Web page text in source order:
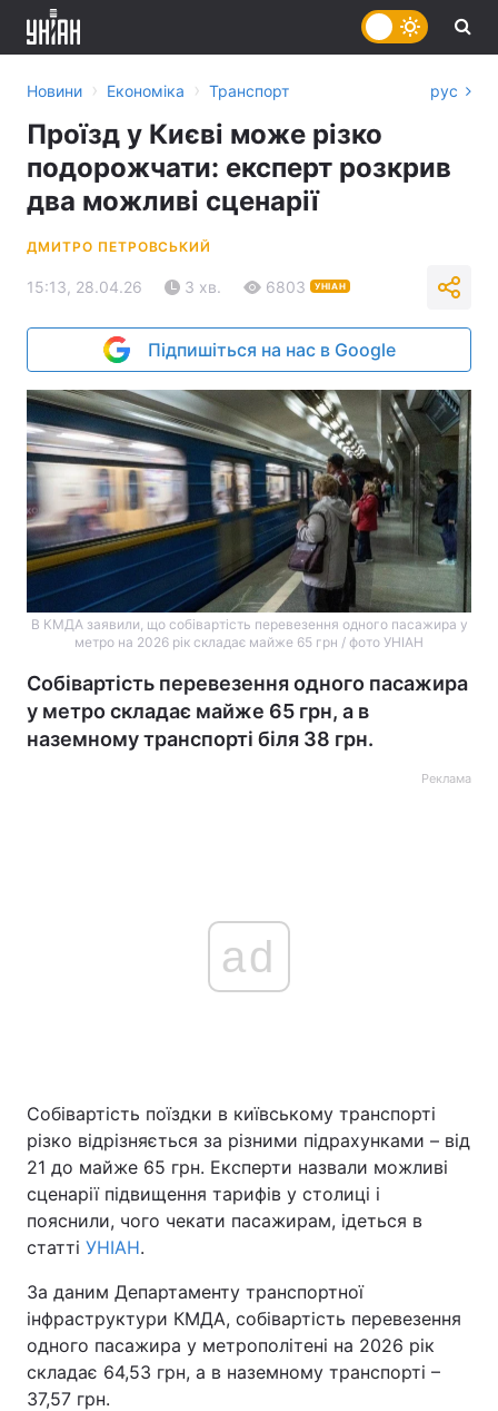
Україна Політика
Економіка Світ
Спорт
Техно і зв'язок Лайт
Зброя Інциденти
Здоров'я Туризм
Новини › Економіка › Транспорт рус
Проїзд у Києві може різко
подорожчати: експерт розкрив
два можливі сценарії
ДМИТРО ПЕТРОВСЬКИЙ
15:13, 28.04.26 3 хв. 6803 УНІАН
Підпишіться на нас в Google
В КМДА заявили, що собівартість перевезення одного пасажира у
метро на 2026 рік складає майже 65 грн / фото УНІАН
Собівартість перевезення одного пасажира
у метро складає майже 65 грн, а в
наземному транспорті біля 38 грн.
Реклама
ad
Собівартість поїздки в київському транспорті
різко відрізняється за різними підрахунками – від
21 до майже 65 грн. Експерти назвали можливі
сценарії підвищення тарифів у столиці і
пояснили, чого чекати пасажирам, ідеться в
статті УНІАН.
За даним Департаменту транспортної
інфраструктури КМДА, собівартість перевезення
одного пасажира у метрополітені на 2026 рік
складає 64,53 грн, а в наземному транспорті –
37,57 грн.